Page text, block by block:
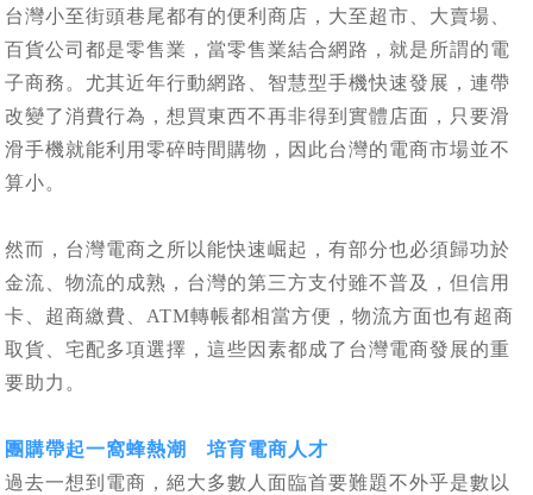
台灣小至街頭巷尾都有的便利商店，大至超市、大賣場、
百貨公司都是零售業，當零售業結合網路，就是所謂的電
子商務。尤其近年行動網路、智慧型手機快速發展，連帶
改變了消費行為，想買東西不再非得到實體店面，只要滑
滑手機就能利用零碎時間購物，因此台灣的電商市場並不
算小。
然而，台灣電商之所以能快速崛起，有部分也必須歸功於
金流、物流的成熟，台灣的第三方支付雖不普及，但信用
卡、超商繳費、ATM轉帳都相當方便，物流方面也有超商
取貨、宅配多項選擇，這些因素都成了台灣電商發展的重
要助力。
團購帶起一窩蜂熱潮 培育電商人才
過去一想到電商，絕大多數人面臨首要難題不外乎是數以